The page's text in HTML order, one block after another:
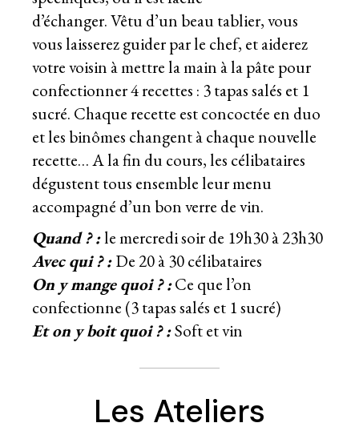
d’échanger. Vêtu d’un beau tablier, vous
vous laisserez guider par le chef, et aiderez
votre voisin à mettre la main à la pâte pour
confectionner 4 recettes : 3 tapas salés et 1
sucré. Chaque recette est concoctée en duo
et les binômes changent à chaque nouvelle
recette… A la fin du cours, les célibataires
dégustent tous ensemble leur menu
accompagné d’un bon verre de vin.
Quand ? :le mercredi soir de 19h30 à 23h30
Avec qui ? :De 20 à 30 célibataires
On y mange quoi ? :Ce que l’on
confectionne (3 tapas salés et 1 sucré)
Et on y boit quoi ? :Soft et vin
Les Ateliers